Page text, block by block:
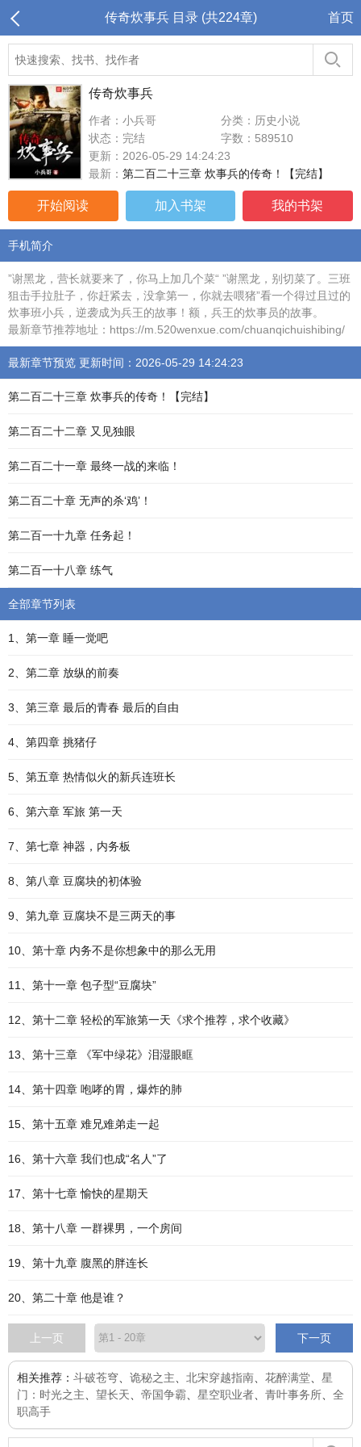
传奇炊事兵 目录 (共224章) 首页
传奇炊事兵
作者：小兵哥
分类：历史小说
状态：完结
字数：589510
更新：2026-05-29 14:24:23
最新： 第二百二十三章 炊事兵的传奇！【完结】
开始阅读 加入书架 我的书架
手机简介
”谢黑龙，营长就要来了，你马上加几个菜“ ”谢黑龙，别切菜了。三班
狙击手拉肚子，你赶紧去，没拿第一，你就去喂猪”看一个得过且过的
炊事班小兵，逆袭成为兵王的故事！额，兵王的炊事员的故事。
最新章节推荐地址：https://m.520wenxue.com/chuanqichuishibing/
最新章节预览 更新时间：2026-05-29 14:24:23
第二百二十三章 炊事兵的传奇！【完结】
第二百二十二章 又见独眼
第二百二十一章 最终一战的来临！
第二百二十章 无声的杀‘鸡’！
第二百一十九章 任务起！
第二百一十八章 练气
全部章节列表
1、第一章 睡一觉吧
2、第二章 放纵的前奏
3、第三章 最后的青春 最后的自由
4、第四章 挑猪仔
5、第五章 热情似火的新兵连班长
6、第六章 军旅 第一天
7、第七章 神器，内务板
8、第八章 豆腐块的初体验
9、第九章 豆腐块不是三两天的事
10、第十章 内务不是你想象中的那么无用
11、第十一章 包子型“豆腐块”
12、第十二章 轻松的军旅第一天《求个推荐，求个收藏》
13、第十三章 《军中绿花》泪湿眼眶
14、第十四章 咆哮的胃，爆炸的肺
15、第十五章 难兄难弟走一起
16、第十六章 我们也成“名人”了
17、第十七章 愉快的星期天
18、第十八章 一群裸男，一个房间
19、第十九章 腹黑的胖连长
20、第二十章 他是谁？
上一页 下一页
相关推荐： 斗破苍穹 诡秘之主 北宋穿越指南 花醉满堂
星
门：时光之主
望长天 帝国争霸 星空职业者 青叶事务所
全
职高手